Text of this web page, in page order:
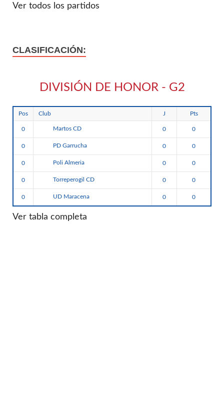
Ver todos los partidos
CLASIFICACIÓN:
DIVISIÓN DE HONOR - G2
Pos Club J Pts
0 Martos CD 0 0
0 PD Garrucha 0 0
0 Poli Almeria 0 0
0 Torreperogil CD 0 0
0 UD Maracena 0 0
Ver tabla completa